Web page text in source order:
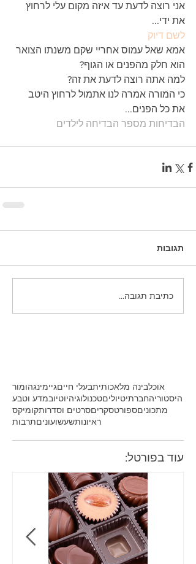
אני רוצה לדעת עד איזה מקום עלי לרחוץ
את ידי...
לשם דיוק
אמא שאל עמוס אחריי שקם משנתו הצואר
הוא חלק מהפנים או הגוף?
למה אתה רוצה לדעת את זה?
כי המורה אמרה לנו אתמול לרחוץ היטב
את כל הפנים...
הבדיחות מספר הבדיחה לילדים
תגובות
כתיבת תגובה...
אוכלבינה מלאכותיתבעלי חייםגיימינגהומור
היסטוריהחברתיטיוליםטכנולוגיהיוטיובמדע וטבע
מתכוניםספורטסקריםסרטים וסדרותקומיקס
ראיונותשעשועוניםתרבות
עוד בפורטל: